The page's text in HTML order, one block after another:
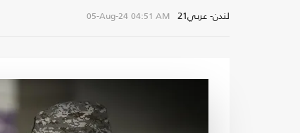
لندن- عربي21 05-Aug-24 04:51 AM